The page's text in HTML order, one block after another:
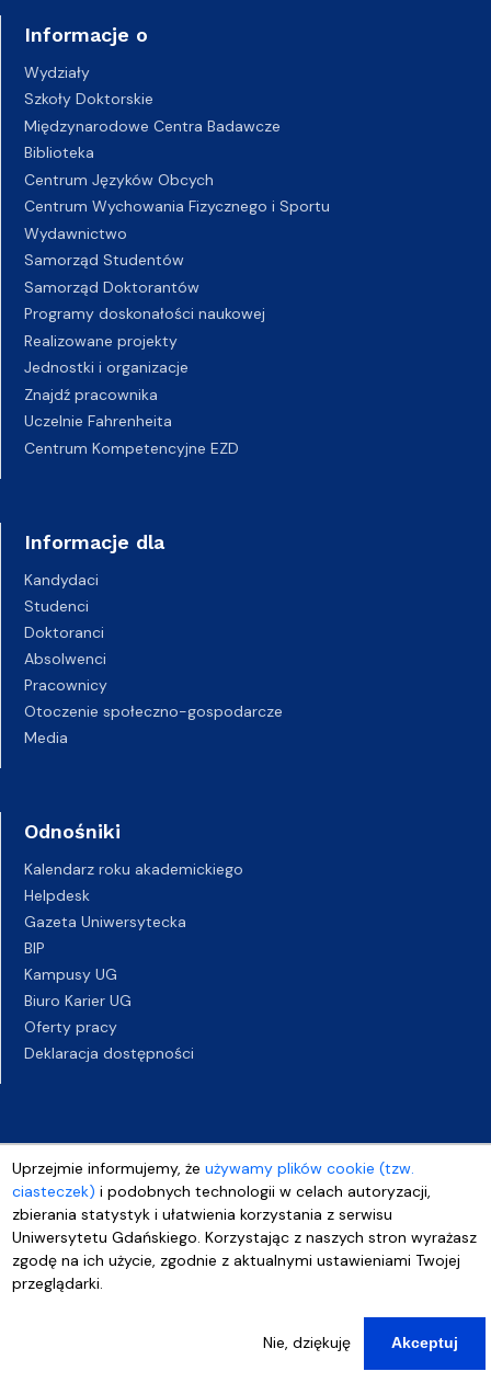
Uprzejmie informujemy, żeużywamy plików cookie (tzw.
ciasteczek) i podobnych technologii w celach autoryzacji,
zbierania statystyk i ułatwienia korzystania z serwisu
Uniwersytetu Gdańskiego. Korzystając z naszych stron wyrażasz
zgodę na ich użycie, zgodnie z aktualnymi ustawieniami Twojej
przeglądarki.
Nie, dziękuję Akceptuj
Informacje o
Wydziały
Szkoły Doktorskie
Międzynarodowe Centra Badawcze
Biblioteka
Centrum Języków Obcych
Centrum Wychowania Fizycznego i Sportu
Wydawnictwo
Samorząd Studentów
Samorząd Doktorantów
Programy doskonałości naukowej
Realizowane projekty
Jednostki i organizacje
Znajdź pracownika
Uczelnie Fahrenheita
Centrum Kompetencyjne EZD
Informacje dla
Kandydaci
Studenci
Doktoranci
Absolwenci
Pracownicy
Otoczenie społeczno-gospodarcze
Media
Odnośniki
Kalendarz roku akademickiego
Helpdesk
Gazeta Uniwersytecka
BIP
Kampusy UG
Biuro Karier UG
Oferty pracy
Deklaracja dostępności